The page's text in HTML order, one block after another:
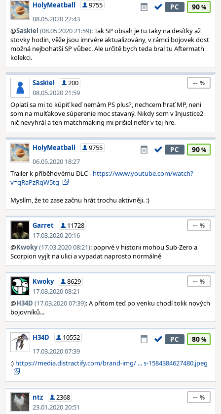
HolyMeatball
9755
08.05.2020 22:43
PC 90
@Saskiel (08.05.2020 21:59): Tak SP obsah je tu taky na desítky až
stovky hodin, věže jsou imrvére aktualizovány, v rámci bojovek dost
možná nejbohatší SP vůbec. Ale určitě bych teda bral tu Aftermath
kolekci.
Saskiel
200
08.05.2020 21:59
--
Oplatí sa mi to kúpiť keď nemám PS plus?, nechcem hrať MP, neni
som na mulťakove súperenie moc stavaný. Nikdy som v Injustice2
nič nevyhrál a ten matchmaking mi prišiel nefér v tej hre.
HolyMeatball
9755
06.05.2020 18:27
PC 90
Trailer k příběhovému DLC - https://www.youtube.com/watch?
v=qRaPzRqW5tg
Myslím, že to zase začnu hrát trochu aktivněji. :)
Garret
11728
17.03.2020 20:16
--
@Kwoky(17.03.2020 08:21): poprvé v historii mohou Sub-Zero a
Scorpion vyjít na ulici a vypadat naprosto normálně
Kwoky
8629
17.03.2020 08:21
--
@H34D (17.03.2020 07:39): A přitom teď po venku chodí tolik nových
bojovníků...
H34D
10552
17.03.2020 07:39
PC 80
:) https://media.distractify.com/brand-img/ ... s-1584384627480.jpeg
ntz
2368
23.01.2020 20:51
--